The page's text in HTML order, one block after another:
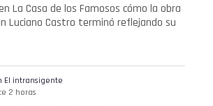
La Casa de los Famosos cómo la obra
Luciano Castro terminó reflejando su
El intransigente
2 horas